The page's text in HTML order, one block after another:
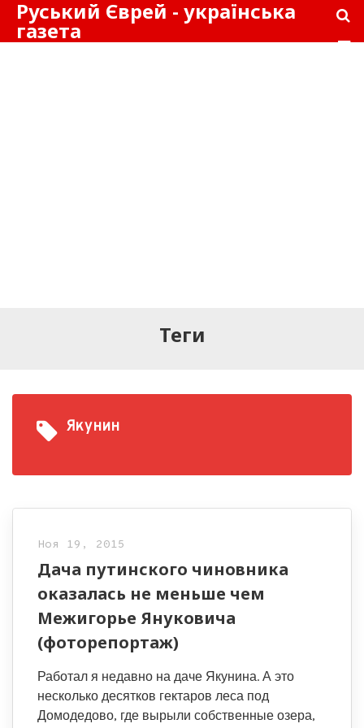
Руський Єврей - українська
газета
Теги
Якунин
Ноя 19, 2015
Дача путинского чиновника
оказалась не меньше чем
Межигорье Януковича
(фоторепортаж)
Работал я недавно на даче Якунина. А это
несколько десятков гектаров леса под
Домодедово, где вырыли собственные озера,